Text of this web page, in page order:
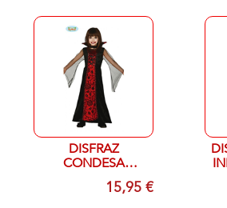
DISFRAZ
CONDESA
VAMPIRA INFANTIL
T- 10/12 AÑOS
15,95 €